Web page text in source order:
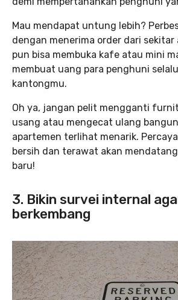
Mau mendapat untung lebih?
dengan menerima order dari sekitar
pun bisa membuka kafe atau mini
membuat uang para penghuni
kantongmu.
Oh ya, jangan pelit mengganti
usang atau mengecat ulang
apartemen terlihat menarik.
bersih dan terawat akan
baru!
3. Bikin survei internal
berkembang